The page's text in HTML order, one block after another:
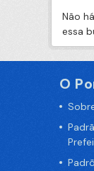
Não
essa
O